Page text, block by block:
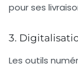
pour ses
3.
Les outils